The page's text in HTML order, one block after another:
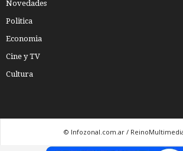
Novedades
Politica
Economia
Cine y TV
Cultura
© Infozonal.com.ar /